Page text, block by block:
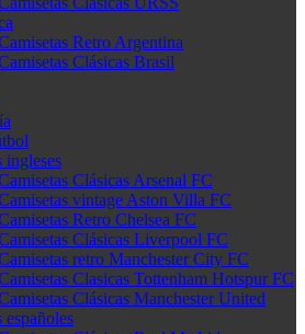
Retro Argentina
Clásicas Brasil
ingleses
Clásicas Arsenal FC
vintage Aston Villa FC
Retro Chelsea FC
Clásicas Liverpool FC
retro Manchester City FC
Clasicas Tottenham Hotspur FC
Clásicas Manchester United
españoles